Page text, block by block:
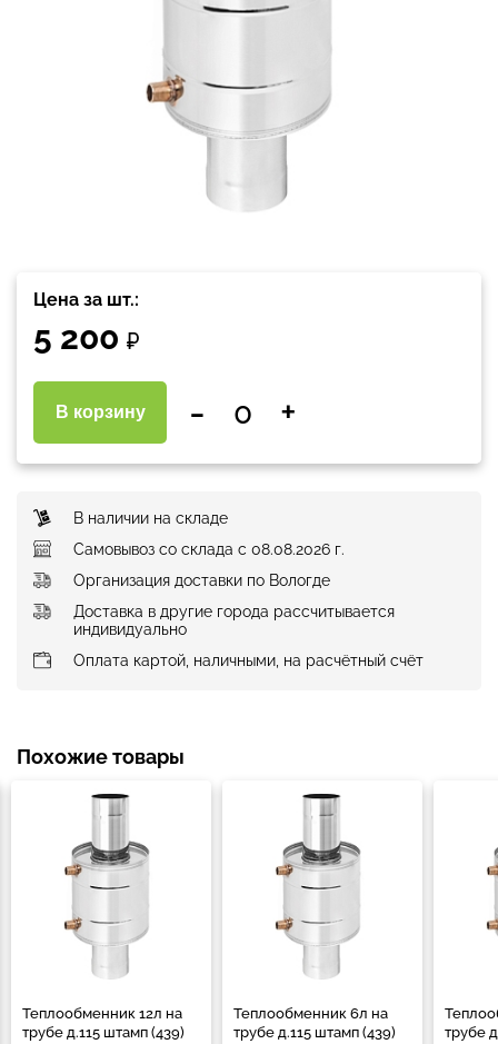
Цена за шт.:
5 200 ₽
В корзину - +
В наличии на складе
Самовывоз со склада с 08.08.2026 г.
Организация доставки по Вологде
Доставка в другие города рассчитывается
индивидуально
Оплата картой, наличными, на расчётный счёт
Похожие товары
Теплообменник 12л на
трубе д.115 штамп (439)
Теплообменник 6л на
трубе д.115 штамп (439)
трубе